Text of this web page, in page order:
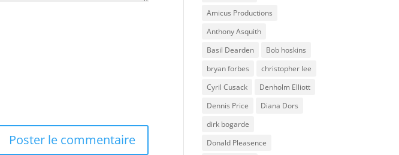
Amicus Productions
Anthony Asquith
Basil Dearden
Bob hoskins
bryan forbes
christopher lee
Cyril Cusack
Denholm Elliott
Dennis Price
Diana Dors
dirk bogarde
Donald Pleasence